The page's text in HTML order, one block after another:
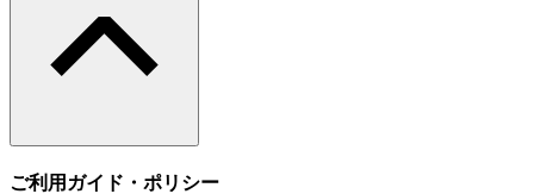
ご利用ガイド・ポリシー